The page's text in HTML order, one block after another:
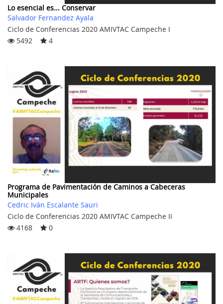
Lo esencial es... Conservar
Salvador Fernandez Ayala
Ciclo de Conferencias 2020 AMIVTAC Campeche I
5492
4
Programa de Pavimentación de Caminos a Cabeceras
Municipales
Cedric Iván Escalante Sauri
Ciclo de Conferencias 2020 AMIVTAC Campeche II
4168
0